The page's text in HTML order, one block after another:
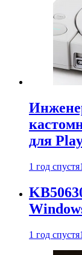
для
1 год спустя
1 год спустя